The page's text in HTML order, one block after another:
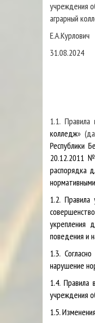
учреждения
аграрный
Е.А.Курлович
31.08.2024
1.1. Правила
колледж»
Республики
20.12.2011 №
распорядка
1.2.
укрепления
поведения и
1.3.
нарушение
1.4. Правила
учреждения
1.5.